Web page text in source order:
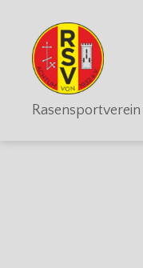
RSV
Achtum
Rasensportverein